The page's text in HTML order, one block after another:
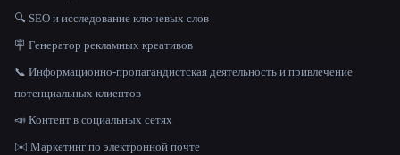
🔍 SEO и исследование ключевых слов
🪧 Генератор рекламных креативов
📞 Информационно-пропагандистская деятельность и привлечение
потенциальных клиентов
📣 Контент в социальных сетях
✉️ Маркетинг по электронной почте